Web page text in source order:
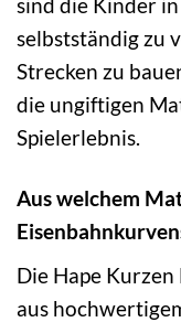
sind die Kinder
selbstständig zu
Strecken zu
die ungiftigen
Spielerlebnis.
Aus welchem
Die Hape
aus